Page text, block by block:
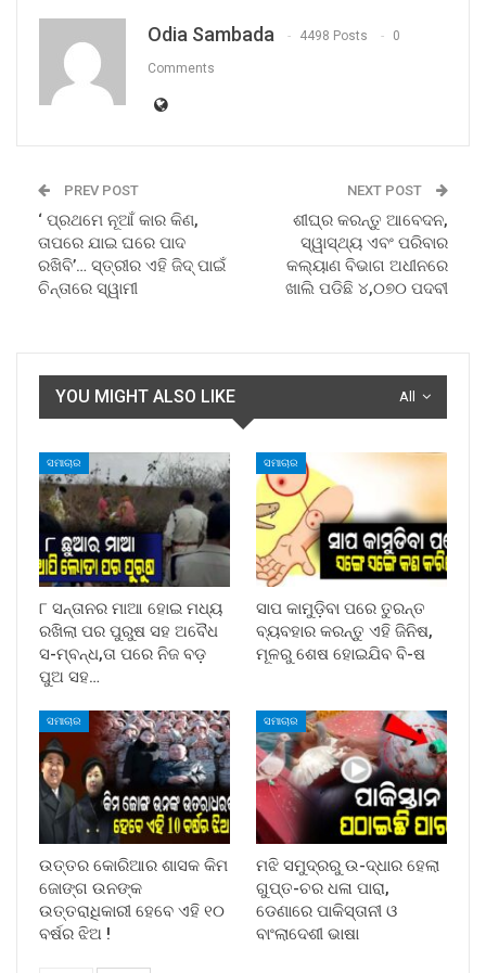
Odia Sambada 4498 Posts 0
Comments
PREV POST
‘ ପ୍ରଥମେ ନୂଆଁ କାର କିଣ,
ତାପରେ ଯାଇ ଘରେ ପାଦ
ରଖିବି’… ସ୍ତ୍ରୀର ଏହି ଜିଦ୍ ପାଇଁ
ଚିନ୍ତାରେ ସ୍ୱାମୀ
NEXT POST
ଶୀଘ୍ର କରନ୍ତୁ ଆବେଦନ,
ସ୍ୱାସ୍ଥ୍ୟ ଏବଂ ପରିବାର
କଲ୍ୟାଣ ବିଭାଗ ଅଧୀନରେ
ଖାଲି ପଡିଛି ୪,୦୭୦ ପଦବୀ
All
YOU MIGHT ALSO LIKE
ସମାଚାର
୮ ସନ୍ତାନର ମାଆ ହୋଇ ମଧ୍ୟ
ରଖିଲା ପର ପୁରୁଷ ସହ ଅବୈଧ
ସ-ମ୍ବନ୍ଧ,ତା ପରେ ନିଜ ବଡ଼
ପୁଅ ସହ…
ସମାଚାର
ସାପ କାମୁଡ଼ିବା ପରେ ତୁରନ୍ତ
ବ୍ୟବହାର କରନ୍ତୁ ଏହି ଜିନିଷ,
ମୂଳରୁ ଶେଷ ହୋଇଯିବ ବି-ଷ
ସମାଚାର
ଉତ୍ତର କୋରିଆର ଶାସକ କିମ
ଜୋଙ୍ଗ ଉନଙ୍କ
ଉତ୍ତରାଧିକାରୀ ହେବେ ଏହି ୧୦
ବର୍ଷର ଝିଅ !
ସମାଚାର
ମଝି ସମୁଦ୍ରରୁ ଉ-ଦ୍ଧାର ହେଲା
ଗୁପ୍ତ-ଚର ଧଳା ପାରା,
ଡେଣାରେ ପାକିସ୍ତାନୀ ଓ
ବାଂଲାଦେଶୀ ଭାଷା